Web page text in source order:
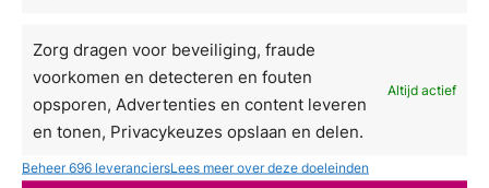
Zorg dragen voor beveiliging, fraude
voorkomen en detecteren en fouten
opsporen, Advertenties en content leveren
en tonen, Privacykeuzes opslaan en delen.
Altijd actief
Beheer 696 leveranciersLees meer over deze doeleinden
de aankoop
Wil je weten welke lichttherapieoplossing het
beste past bij jouw praktijk? Neem contact met
ons op voor een vrijblijvend adviesgesprek en
ontdek hoe wij jou kunnen ondersteunen bij het